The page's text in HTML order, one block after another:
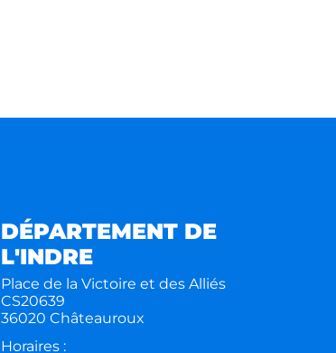
DÉPARTEMENT DE
L'INDRE
Place de la Victoire et des Alliés
CS20639
36020 Châteauroux
Horaires :